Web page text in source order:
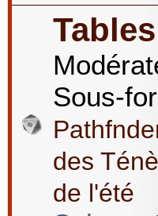
Sous-
des
de l'été